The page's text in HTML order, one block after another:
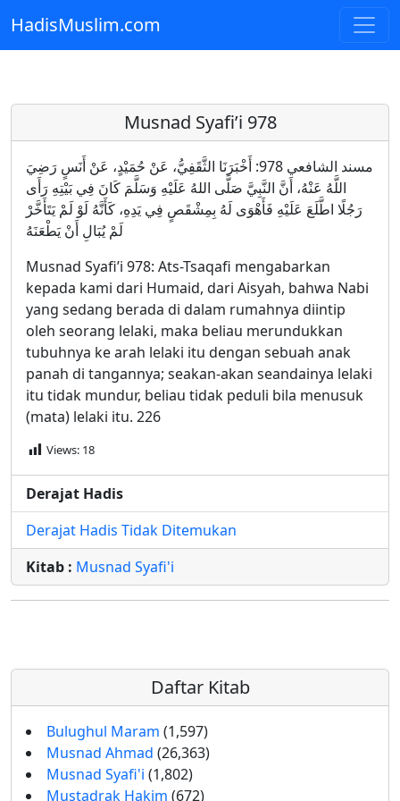
Skip to main content
HadisMuslim.com
Musnad Syafi’i 978
مسند الشافعي 978: أَخْبَرَنَا الثَّقَفِيُّ، عَنْ حُمَيْدٍ، عَنْ أَنَسٍ رَضِيَ
اللَّهُ عَنْهُ، أَنَّ النَّبِيَّ صَلَّى اللهُ عَلَيْهِ وَسَلَّمَ كَانَ فِي بَيْتِهِ رَأَى
رَجُلًا اطَّلَعَ عَلَيْهِ فَأَهْوَى لَهُ بِمِشْقَصٍ فِي يَدِهِ، كَأَنَّهُ لَوْ لَمْ يَتَأَخَّرْ
لَمْ يُبَالِ أَنْ يَطْعَنَهُ
Musnad Syafi’i 978: Ats-Tsaqafi mengabarkan
kepada kami dari Humaid, dari Aisyah, bahwa Nabi
yang sedang berada di dalam rumahnya diintip
oleh seorang lelaki, maka beliau merundukkan
tubuhnya ke arah lelaki itu dengan sebuah anak
panah di tangannya; seakan-akan seandainya lelaki
itu tidak mundur, beliau tidak peduli bila menusuk
(mata) lelaki itu. 226
Views: 18
Derajat Hadis
Derajat Hadis Tidak Ditemukan
Kitab : Musnad Syafi'i
Daftar Kitab
Bulughul Maram (1,597)
Musnad Ahmad (26,363)
Musnad Syafi'i (1,802)
Mustadrak Hakim (672)